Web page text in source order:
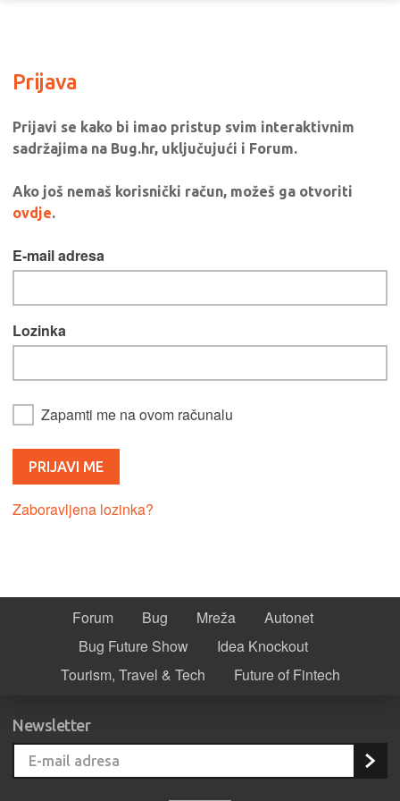
Prijava
Prijavi se kako bi imao pristup svim interaktivnim
sadržajima na Bug.hr, uključujući i Forum.
Ako još nemaš korisnički račun, možeš ga otvoriti
ovdje.
E-mail adresa
Lozinka
Zapamti me na ovom računalu
Zaboravljena lozinka?
Forum Bug Mreža
Autonet
Bug Future Show
Idea Knockout
Tourism, Travel & Tech
Future of Fintech
Newsletter